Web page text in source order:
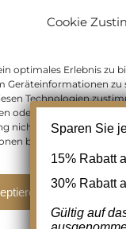
Cookie
optimales Erlebnis zu
Geräteinformationen
Technologien
oder eindeutige IDs auf
nicht erteilen oder
beeinträchtigt
Sparen Sie
15% Rabatt
30% Rabatt
Gültig auf